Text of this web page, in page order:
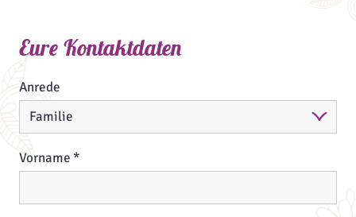
Eure Kontaktdaten
Anrede
Vorname